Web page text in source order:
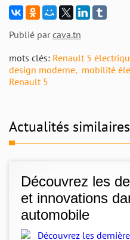
Publié parcava.tn
mots clés: Renault 5
design moderne mobilité
Renault 5
Actualités similaires
Découvrez les
et innovations
automobile